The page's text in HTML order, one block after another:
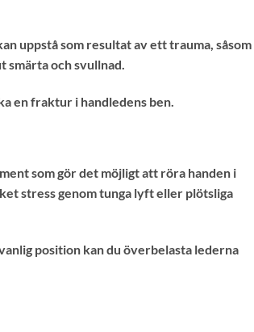
uppstå som resultat av ett trauma, såsom
smärta och svullnad.
en fraktur i handledens ben.
som gör det möjligt att röra handen i
stress genom tunga lyft eller plötsliga
position kan du överbelasta lederna